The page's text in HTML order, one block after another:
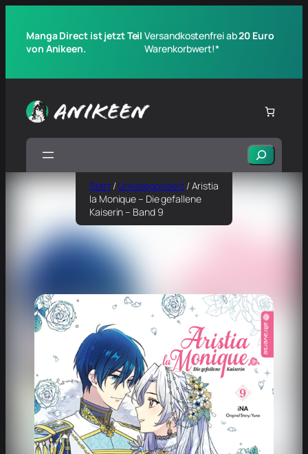
Manga Direct ist jetzt Teil
von Anikeen.
Versandkostenfrei ab20 Euro
Warenkorbwert!*
Suchen
Start/Unkategorisiert/ Aristia
la Monique – Die gefallene
Kaiserin – Band 9